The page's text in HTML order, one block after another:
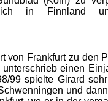
in Finnland
von Frankfurt zu den
einen
99 spielte Girard
und